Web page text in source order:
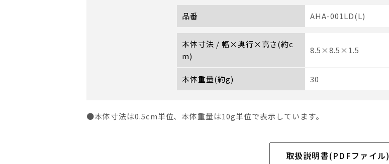
品番 AHA-001LD(L)
本体寸法 / 幅×奥行×高さ(約c
m)
8.5×8.5×1.5
本体重量(約g) 30
●本体寸法は0.5cm単位、本体重量は10g単位で表示しています。
取扱説明書(PDFファイル)